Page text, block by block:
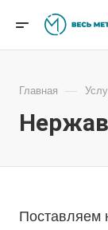
Главная —
Поставляем